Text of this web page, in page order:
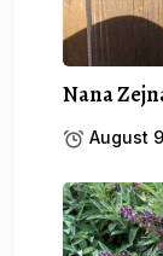
Nana
August